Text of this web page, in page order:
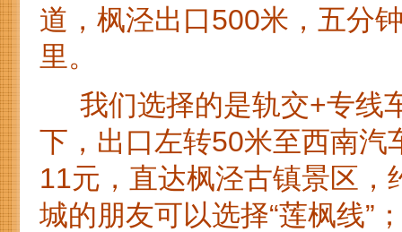
道，枫泾出口500米，五分
里。
我们选择的是轨交+专线
下，出口左转50米至西南汽
11元，直达枫泾古镇景区
城的朋友可以选择“莲枫线”